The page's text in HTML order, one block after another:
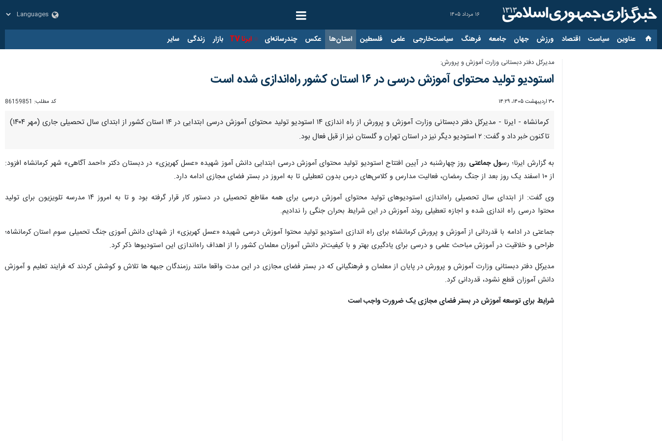
۱۶ مرداد ۱۴۰۵
عناوین‌ سیاست اقتصاد ورزش جهان جامعه فرهنگ سیاست‌خارجی علمی فلسطین استان‌ها عکس چندرسانه‌ای ایرنا TV بازار زندگی سایر
مدیرکل دفتر دبستانی وزارت آموزش و پرورش:
استودیو تولید محتوای آموزش درسی در ۱۶ استان کشور راه‌اندازی شده است
۳۰ اردیبهشت ۱۴۰۵، ۱۴:۲۹ کد مطلب: 86159851
کرمانشاه - ایرنا - مدیرکل دفتر دبستانی وزارت آموزش و پرورش از راه اندازی ۱۴ استودیو تولید محتوای آموزش درسی ابتدایی در ۱۴ استان کشور از ابتدای سال تحصیلی جاری (مهر ۱۴۰۴)
تاکنون خبر داد و گفت: ۲ استودیو دیگر نیز در استان تهران و گلستان نیز از قبل فعال بود.
به گزارش ایرنا؛ رسول جماعتی روز چهارشنبه در آیین افتتاح استودیو تولید محتوای آموزش درسی ابتدایی دانش آموز شهیده «عسل کهریزی» در دبستان دکتر «احمد آگاهی» شهر کرمانشاه افزود:
از ۱۰ اسفند یک روز بعد از جنگ رمضان، فعالیت مدارس و کلاس‌های درس بدون تعطیلی تا به امروز در بستر فضای مجازی ادامه دارد.
وی گفت: از ابتدای سال تحصیلی راه‌اندازی استودیوهای تولید محتوای آموزش درسی برای همه مقاطع تحصیلی در دستور کار قرار گرفته بود و تا به امروز ۱۴ مدرسه تلویزیون برای تولید محتوا
درسی راه اندازی شده و اجازه تعطیلی روند آموزش در این شرایط بحران جنگی را ندادیم.
جماعتی در ادامه با قدردانی از آموزش و پرورش کرمانشاه برای راه اندازی استودیو تولید محتوا آموزش درسی شهیده «عسل کهریزی» از شهدای دانش آموزی جنگ تحمیلی سوم استان کرمانشاه؛
طراحی و خلاقیت در آموزش مباحث علمی و درسی برای یادگیری بهتر و با کیفیت‌تر دانش آموزان معلمان کشور را از اهداف راه‌اندازی این استودیوها ذکر کرد.
مدیرکل دفتر دبستانی وزارت آموزش و پرورش در پایان از معلمان و فرهنگیانی که در بستر فضای مجازی در این مدت واقعا مانند رزمندگان جبهه ها تلاش و کوشش کردند که فرایند تعلیم و آموزش
دانش آموزان قطع نشود، قدردانی کرد.
شرایط برای توسعه آموزش در بستر فضای مجازی یک ضرورت واجب است